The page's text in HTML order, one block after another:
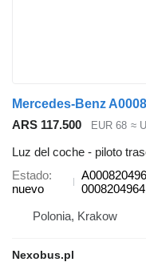
ARS 117.500 EUR 68 ≈
Luz del coche - piloto
Estado
nuevo
Polonia, Krakow
Nexobus.pl